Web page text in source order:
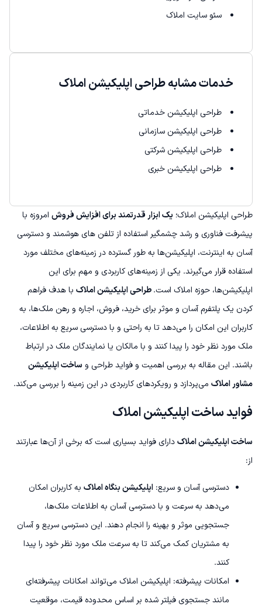
خدمات مشابه طراحی اپلیکیشن املاک
طراحی اپلیکیشن خدماتی
طراحی اپلیکیشن سازمانی
طراحی اپلیکیشن شرکتی
طراحی اپلیکیشن خبری
سئو سایت املاک
طراحی اپلیکیشن املاک؛ یک ابزار قدرتمند برای افزایش فروش امروزه با
پیشرفت فناوری و رشد چشمگیر استفاده از تلفن های هوشمند و دسترسی
آسان به اینترنت، اپلیکیشن‌ها به طور گسترده در زمینه‌های مختلف مورد
استفاده قرار می‌گیرند. یکی از زمینه‌های کاربردی و مهم برای این
اپلیکیشن‌ها، حوزه املاک است.طراحی اپلیکیشن املاک با هدف فراهم
کردن یک پلتفرم آسان و موثر برای خرید، فروش، اجاره و رهن ملک‌ها، به
کاربران این امکان را می‌دهد تا به راحتی و با دسترسی سریع به اطلاعات،
ملک مورد نظر خود را پیدا کنند و با مالکان یا نمایندگان ملک در ارتباط
باشند. این مقاله به بررسی اهمیت و فواید طراحی وساخت اپلیکیشن
مشاور املاک می‌پردازد و رویکردهای کاربردی در این زمینه را بررسی می‌کند.
فواید ساخت اپلیکیشن املاک
ساخت اپلیکیشن املاکدارای فواید بسیاری است که برخی از آن‌ها عبارتند
از:
دسترسی آسان و سریع: اپلیکیشن بنگاه املاک به کاربران امکان
می‌دهد به سرعت و با دسترسی آسان به اطلاعات ملک‌ها،
جستجویی موثر و بهینه را انجام دهند. این دسترسی سریع و آسان
به مشتریان کمک می‌کند تا به سرعت ملک مورد نظر خود را پیدا
کنند.
امکانات پیشرفته: اپلیکیشن املاک می‌تواند امکانات پیشرفته‌ای
مانند جستجوی فیلتر شده بر اساس محدوده قیمت، موقعیت